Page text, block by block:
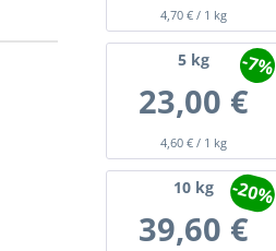
4,70 € / 1 kg
5kg
23,00 €
4,60 € / 1 kg
-7%
10kg
39,60 €
-20%